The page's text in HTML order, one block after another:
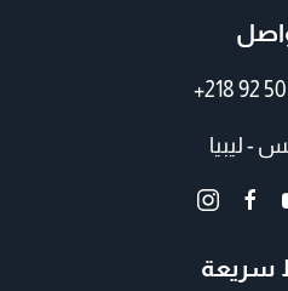
+218 92
- ليبيا
سريعة